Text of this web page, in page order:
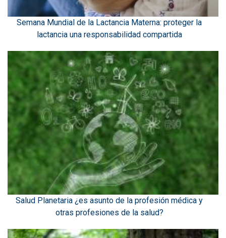
Semana Mundial de la Lactancia Materna: proteger la
lactancia una responsabilidad compartida
Salud Planetaria ¿es asunto de la profesión médica y
otras profesiones de la salud?